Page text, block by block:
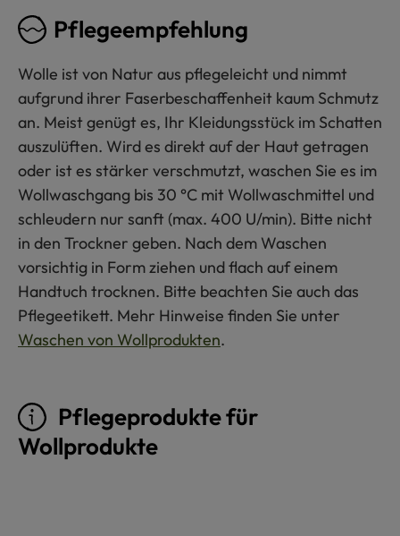
Pflegeempfehlung
Wolle ist von Natur aus pflegeleicht und nimmt
aufgrund ihrer Faserbeschaffenheit kaum Schmutz
an. Meist genügt es, Ihr Kleidungsstück im Schatten
auszulüften. Wird es direkt auf der Haut getragen
oder ist es stärker verschmutzt, waschen Sie es im
Wollwaschgang bis 30 °C mit Wollwaschmittel und
schleudern nur sanft (max. 400 U/min). Bitte nicht
in den Trockner geben. Nach dem Waschen
vorsichtig in Form ziehen und flach auf einem
Handtuch trocknen. Bitte beachten Sie auch das
Pflegeetikett. Mehr Hinweise finden Sie unter
Waschen von Wollprodukten.
Pflegeprodukte für
Wollprodukte